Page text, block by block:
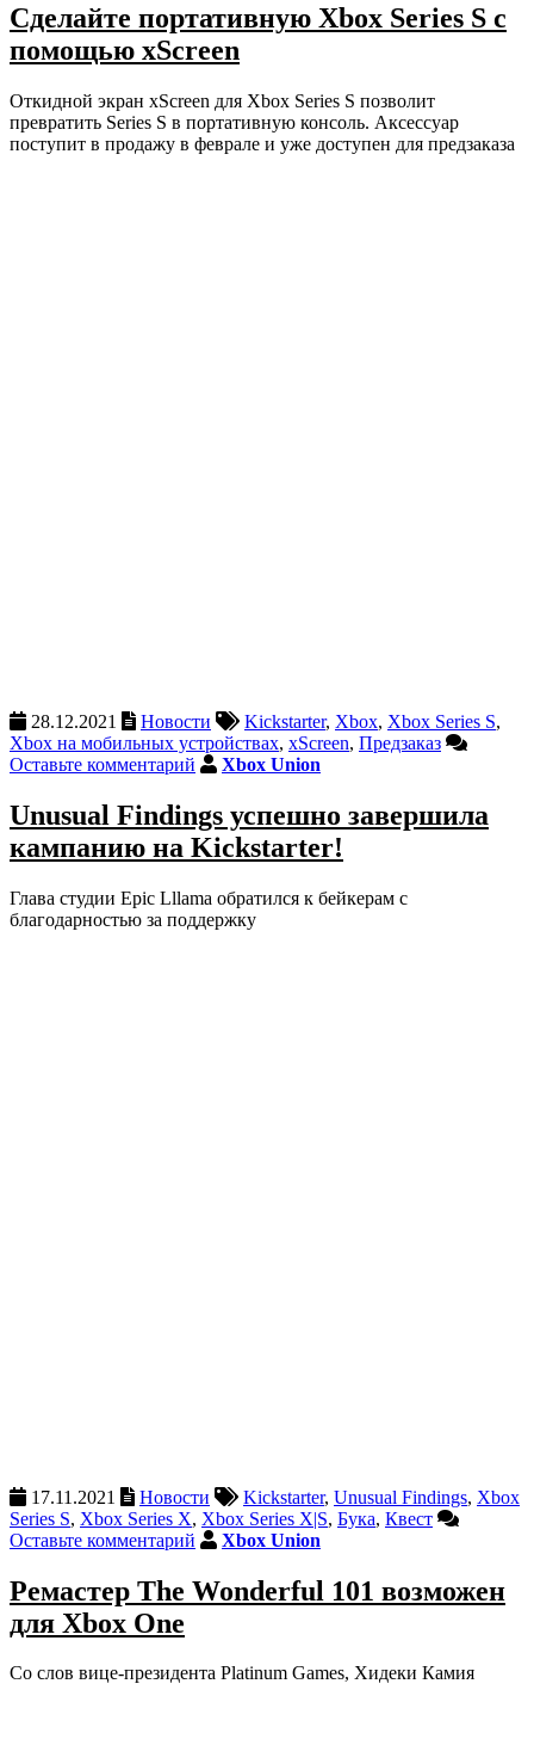
Сделайте портативную Xbox Series S с
помощью xScreen
Откидной экран xScreen для Xbox Series S позволит
превратить Series S в портативную консоль. Аксессуар
поступит в продажу в феврале и уже доступен для предзаказа
28.12.2021 Новости Kickstarter, Xbox, Xbox Series S,
Xbox на мобильных устройствах, xScreen, Предзаказ
Оставьте комментарий
Xbox Union
Unusual Findings успешно завершила
кампанию на Kickstarter!
Глава студии Epic Lllama обратился к бейкерам с
благодарностью за поддержку
17.11.2021 Новости Kickstarter, Unusual Findings, Xbox
Series S, Xbox Series X, Xbox Series X|S, Бука, Квест
Оставьте комментарий
Xbox Union
Ремастер The Wonderful 101 возможен
для Xbox One
Со слов вице-президента Platinum Games, Хидеки Камия